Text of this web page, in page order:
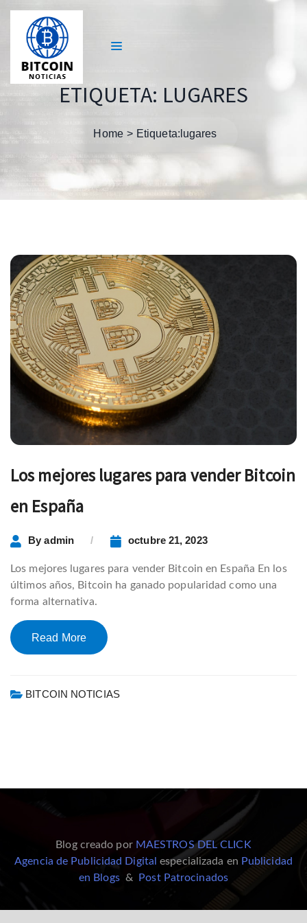
ETIQUETA: LUGARES
Home Etiqueta: lugares
Los mejores lugares para vender Bitcoin
en España
Byadmin octubre 21, 2023
Los mejores lugares para vender Bitcoin en España En los
últimos años, Bitcoin ha ganado popularidad como una
forma alternativa.
Read More
BITCOIN NOTICIAS
Blog creado por MAESTROS DEL CLICK
Agencia de Publicidad Digital especializada en Publicidad
en Blogs& Post Patrocinados